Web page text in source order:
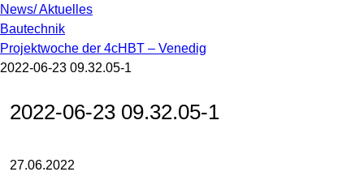
News/ Aktuelles
Bautechnik
Projektwoche der 4cHBT – Venedig
2022-06-23 09.32.05-1
2022-06-23 09.32.05-1
27.06.2022